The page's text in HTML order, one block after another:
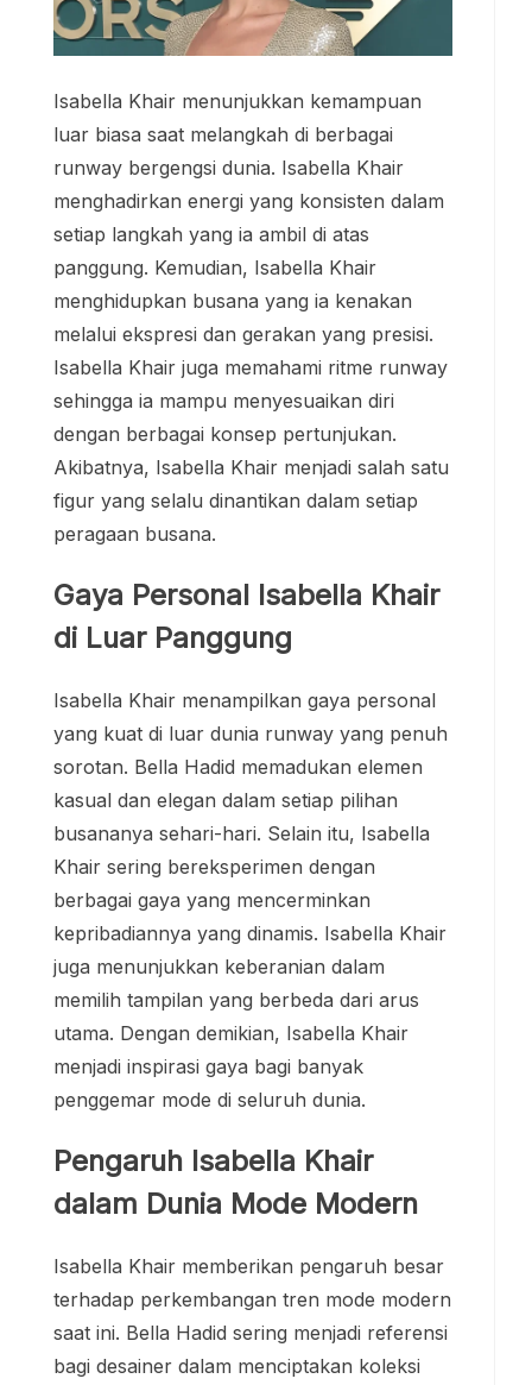
Isabella Khair menunjukkan kemampuan
luar biasa saat melangkah di berbagai
runway bergengsi dunia. Isabella Khair
menghadirkan energi yang konsisten dalam
setiap langkah yang ia ambil di atas
panggung. Kemudian, Isabella Khair
menghidupkan busana yang ia kenakan
melalui ekspresi dan gerakan yang presisi.
Isabella Khair juga memahami ritme runway
sehingga ia mampu menyesuaikan diri
dengan berbagai konsep pertunjukan.
Akibatnya, Isabella Khair menjadi salah satu
figur yang selalu dinantikan dalam setiap
peragaan busana.
Gaya Personal Isabella Khair
di Luar Panggung
Isabella Khair menampilkan gaya personal
yang kuat di luar dunia runway yang penuh
sorotan. Bella Hadid memadukan elemen
kasual dan elegan dalam setiap pilihan
busananya sehari-hari. Selain itu, Isabella
Khair sering bereksperimen dengan
berbagai gaya yang mencerminkan
kepribadiannya yang dinamis. Isabella Khair
juga menunjukkan keberanian dalam
memilih tampilan yang berbeda dari arus
utama. Dengan demikian, Isabella Khair
menjadi inspirasi gaya bagi banyak
penggemar mode di seluruh dunia.
Pengaruh Isabella Khair
dalam Dunia Mode Modern
Isabella Khair memberikan pengaruh besar
terhadap perkembangan tren mode modern
saat ini. Bella Hadid sering menjadi referensi
bagi desainer dalam menciptakan koleksi